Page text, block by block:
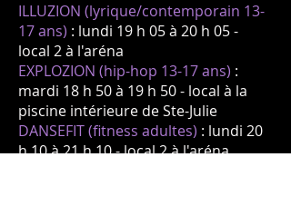
ILLUZION (lyrique/contemporain 13-
17 ans) : lundi 19 h 05 à 20 h 05 -
local 2 à l'aréna
EXPLOZION (hip-hop 13-17 ans) :
mardi 18 h 50 à 19 h 50 - local à la
piscine intérieure de Ste-Julie
DANSEFIT (fitness adultes) : lundi 20
h 10 à 21 h 10 - local 2 à l'aréna